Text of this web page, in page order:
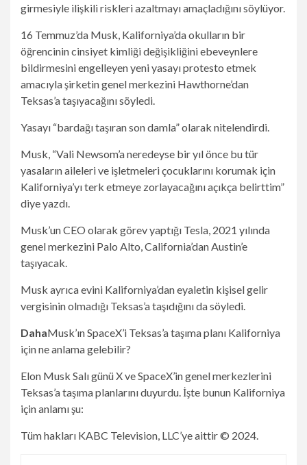
girmesiyle ilişkili riskleri azaltmayı amaçladığını söylüyor.
16 Temmuz’da Musk, Kaliforniya’da okulların bir
öğrencinin cinsiyet kimliği değişikliğini ebeveynlere
bildirmesini engelleyen yeni yasayı protesto etmek
amacıyla şirketin genel merkezini Hawthorne’dan
Teksas’a taşıyacağını söyledi.
Yasayı “bardağı taşıran son damla” olarak nitelendirdi.
Musk, “Vali Newsom’a neredeyse bir yıl önce bu tür
yasaların aileleri ve işletmeleri çocuklarını korumak için
Kaliforniya’yı terk etmeye zorlayacağını açıkça belirttim”
diye yazdı.
Musk’un CEO olarak görev yaptığı Tesla, 2021 yılında
genel merkezini Palo Alto, California’dan Austin’e
taşıyacak.
Musk ayrıca evini Kaliforniya’dan eyaletin kişisel gelir
vergisinin olmadığı Teksas’a taşıdığını da söyledi.
DahaMusk’ın SpaceX’i Teksas’a taşıma planı Kaliforniya
için ne anlama gelebilir?
Elon Musk Salı günü X ve SpaceX’in genel merkezlerini
Teksas’a taşıma planlarını duyurdu. İşte bunun Kaliforniya
için anlamı şu:
Tüm hakları KABC Television, LLC’ye aittir © 2024.